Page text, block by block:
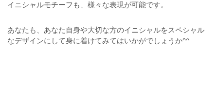
イニシャルモチーフも、様々な表現が可能です。
あなたも、あなた自身や大切な方のイニシャルをスペシャル
なデザインにして身に着けてみてはいかがでしょうか^^